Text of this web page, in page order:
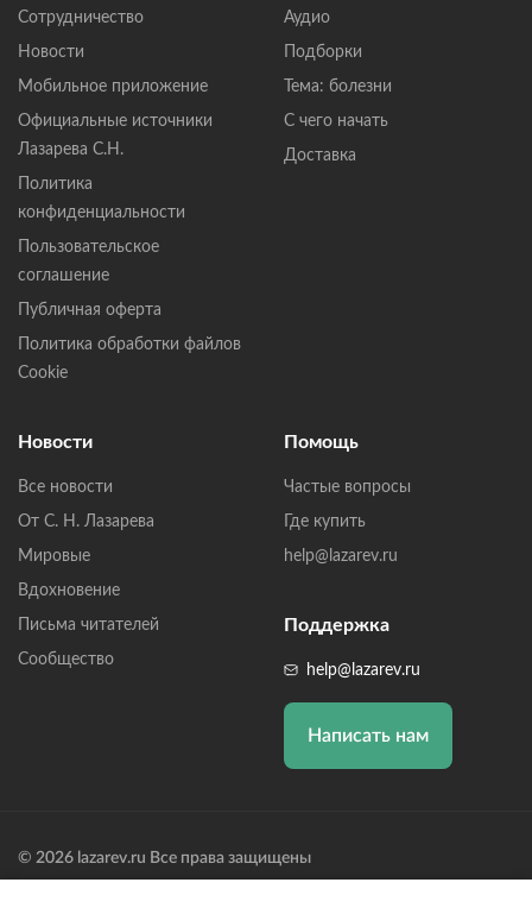
Сотрудничество
Новости
Мобильное приложение
Официальные источники
Лазарева С.Н.
Политика
конфиденциальности
Пользовательское
соглашение
Публичная оферта
Политика обработки файлов
Cookie
Аудио
Подборки
Тема: болезни
С чего начать
Доставка
Новости
Все новости
От С. Н. Лазарева
Мировые
Вдохновение
Письма читателей
Сообщество
Помощь
Частые вопросы
Где купить
help@lazarev.ru
Поддержка
help@lazarev.ru
Написать нам
© 2026 lazarev.ru Все права защищены